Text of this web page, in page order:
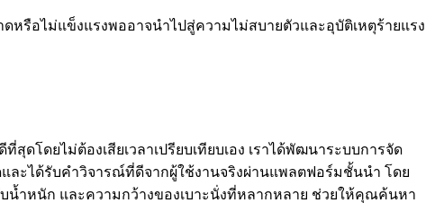
หรือไม่แข็งแรงพออาจนำไปสู่ความไม่สบายตัวและอุบัติเหตุร้ายแรง
โดยไม่ต้องเสียเวลาเปรียบเทียบเอง เราได้พัฒนาระบบการจัด
และได้รับคำวิจารณ์ที่ดีจากผู้ใช้งานจริงผ่านแพลตฟอร์มชั้นนำ โดย
น้ำหนัก และความกว้างของเบาะนั่งที่หลากหลาย ช่วยให้คุณค้นหา